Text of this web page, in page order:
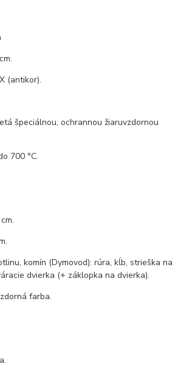
(antikor).
špeciálnou, ochrannou žiaruvzdornou
700 °C.
komín (Dymovod): rúra, kĺb, strieška na
dvierka (+ záklopka na dvierka).
farba.